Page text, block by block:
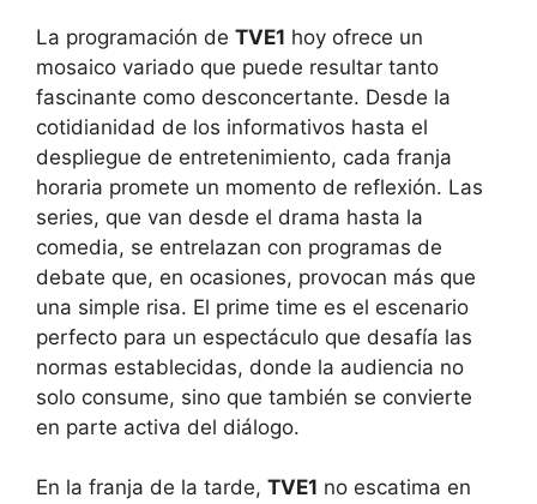
La programación de TVE1 hoy ofrece un
mosaico variado que puede resultar tanto
fascinante como desconcertante. Desde la
cotidianidad de los informativos hasta el
despliegue de entretenimiento, cada franja
horaria promete un momento de reflexión. Las
series, que van desde el drama hasta la
comedia, se entrelazan con programas de
debate que, en ocasiones, provocan más que
una simple risa. El prime time es el escenario
perfecto para un espectáculo que desafía las
normas establecidas, donde la audiencia no
solo consume, sino que también se convierte
en parte activa del diálogo.
En la franja de la tarde, TVE1 no escatima en